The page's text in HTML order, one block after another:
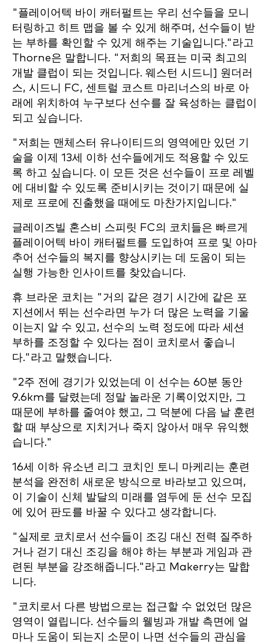
"플레이어텍 바이 캐터펄트는 우리 선수들을 모니
터링하고 히트 맵을 볼 수 있게 해주며, 선수들이 받
는 부하를 확인할 수 있게 해주는 기술입니다."라고
Thorne은 말합니다. "저희의 목표는 미국 최고의
개발 클럽이 되는 것입니다. 웨스턴 시드니] 원더러
스, 시드니 FC, 센트럴 코스트 마리너스의 바로 아
래에 위치하여 누구보다 선수를 잘 육성하는 클럽이
되고 싶습니다.
"저희는 맨체스터 유나이티드의 영역에만 있던 기
술을 이제 13세 이하 선수들에게도 적용할 수 있도
록 하고 싶습니다. 이 모든 것은 선수들이 프로 레벨
에 대비할 수 있도록 준비시키는 것이기 때문에 실
제로 프로에 진출했을 때에도 마찬가지입니다."
글레이즈빌 혼스비 스피릿 FC의 코치들은 빠르게
플레이어텍 바이 캐터펄트를 도입하여 프로 및 아마
추어 선수들의 복지를 향상시키는 데 도움이 되는
실행 가능한 인사이트를 찾았습니다.
휴 브라운 코치는 "거의 같은 경기 시간에 같은 포
지션에서 뛰는 선수라면 누가 더 많은 노력을 기울
이는지 알 수 있고, 선수의 노력 정도에 따라 세션
부하를 조정할 수 있다는 점이 코치로서 좋습니
다."라고 말했습니다.
"2주 전에 경기가 있었는데 이 선수는 60분 동안
9.6km를 달렸는데 정말 놀라운 기록이었지만, 그
때문에 부하를 줄여야 했고, 그 덕분에 다음 날 훈련
할 때 부상으로 지치거나 죽지 않아서 매우 유익했
습니다."
16세 이하 유소년 리그 코치인 토니 마케리는 훈련
분석을 완전히 새로운 방식으로 바라보고 있으며,
이 기술이 신체 발달의 미래를 염두에 둔 선수 모집
에 있어 판도를 바꿀 수 있다고 생각합니다.
"실제로 코치로서 선수들이 조깅 대신 전력 질주하
거나 걷기 대신 조깅을 해야 하는 부분과 게임과 관
련된 부분을 강조해줍니다."라고 Makerry는 말합
니다.
"코치로서 다른 방법으로는 접근할 수 없었던 많은
영역이 열립니다. 선수들의 웰빙과 개발 측면에 얼
마나 도움이 되는지 소문이 나면 선수들의 관심을